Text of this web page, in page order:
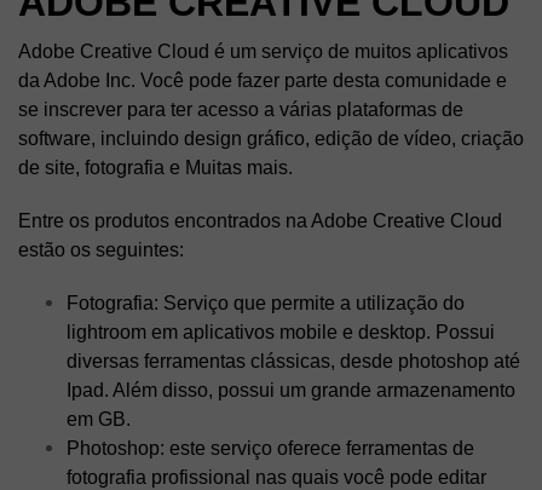
Adobe Creative Cloud é um serviço de muitos aplicativos
da Adobe Inc. Você pode fazer parte desta comunidade e
se inscrever para ter acesso a várias plataformas de
software, incluindo design gráfico, edição de vídeo, criação
de site, fotografia e Muitas mais.
Entre os produtos encontrados na Adobe Creative Cloud
estão os seguintes:
Fotografia: Serviço que permite a utilização do
lightroom em aplicativos mobile e desktop. Possui
diversas ferramentas clássicas, desde photoshop até
Ipad. Além disso, possui um grande armazenamento
em GB.
Photoshop: este serviço oferece ferramentas de
fotografia profissional nas quais você pode editar